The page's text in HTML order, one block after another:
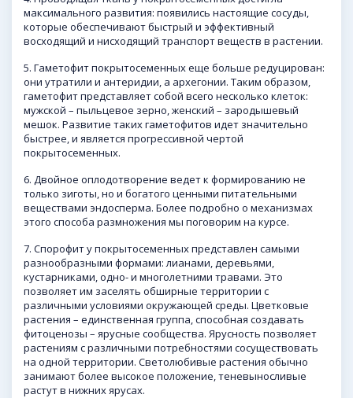
максимального развития: появились настоящие сосуды,
которые обеспечивают быстрый и эффективный
восходящий и нисходящий транспорт веществ в растении.
5. Гаметофит покрытосеменных еще больше редуцирован:
они утратили и антеридии, а архегонии. Таким образом,
гаметофит представляет собой всего несколько клеток:
мужской – пыльцевое зерно, женский – зародышевый
мешок. Развитие таких гаметофитов идет значительно
быстрее, и является прогрессивной чертой
покрытосеменных.
6. Двойное оплодотворение ведет к формированию не
только зиготы, но и богатого ценными питательными
веществами эндосперма. Более подробно о механизмах
этого способа размножения мы поговорим на курсе.
7. Спорофит у покрытосеменных представлен самыми
разнообразными формами: лианами, деревьями,
кустарниками, одно- и многолетними травами. Это
позволяет им заселять обширные территории с
различными условиями окружающей среды. Цветковые
растения – единственная группа, способная создавать
фитоценозы – ярусные сообщества. Ярусность позволяет
растениям с различными потребностями сосуществовать
на одной территории. Светолюбивые растения обычно
занимают более высокое положение, теневыносливые
растут в нижних ярусах.